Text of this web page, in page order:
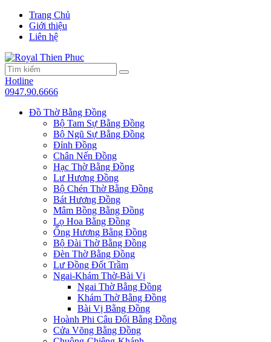
Trang Chủ
Giới thiệu
Liên hệ
Hotline
0947.90.6666
Đồ Thờ Bằng Đồng
Bộ Tam Sự Bằng Đồng
Bộ Ngũ Sự Bằng Đồng
Đỉnh Đồng
Chân Nến Đồng
Hạc Thờ Bằng Đồng
Lư Hương Đồng
Bộ Chén Thờ Bằng Đồng
Bát Hương Đồng
Mâm Bồng Bằng Đồng
Lọ Hoa Bằng Đồng
Ống Hương Bằng Đồng
Bộ Đài Thờ Bằng Đồng
Đèn Thờ Bằng Đồng
Lư Đồng Đốt Trầm
Ngai-Khám Thờ-Bài Vị
Ngai Thờ Bằng Đồng
Khám Thờ Bằng Đồng
Bài Vị Bằng Đồng
Hoành Phi Câu Đối Bằng Đồng
Cửa Võng Bằng Đồng